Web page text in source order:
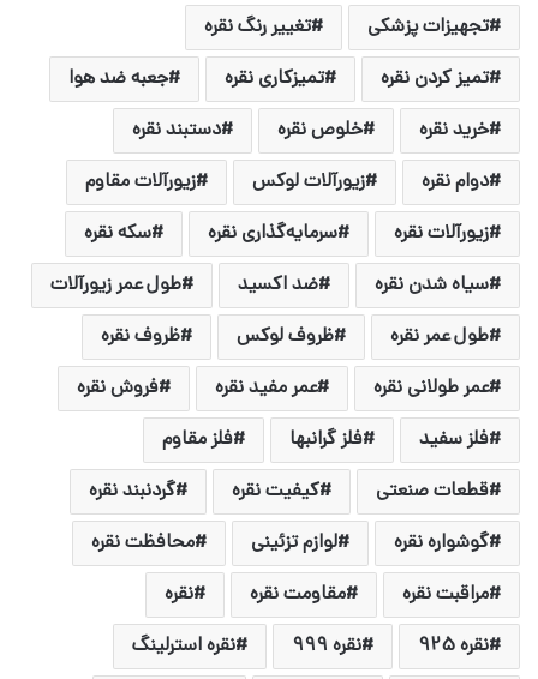
تجهیزات پزشکی
تغییر رنگ نقره
تمیز کردن نقره
تمیزکاری نقره
جعبه ضد هوا
خرید نقره
خلوص نقره
دستبند نقره
دوام نقره
زیورآلات لوکس
زیورآلات مقاوم
زیورآلات نقره
سرمایه‌گذاری نقره
سکه نقره
سیاه شدن نقره
ضد اکسید
طول عمر زیورآلات
طول عمر نقره
ظروف لوکس
ظروف نقره
عمر طولانی نقره
عمر مفید نقره
فروش نقره
فلز سفید
فلز گرانبها
فلز مقاوم
قطعات صنعتی
کیفیت نقره
گردنبند نقره
گوشواره نقره
لوازم تزئینی
محافظت نقره
مراقبت نقره
مقاومت نقره
نقره
نقره 925
نقره ۹۹۹
نقره استرلینگ